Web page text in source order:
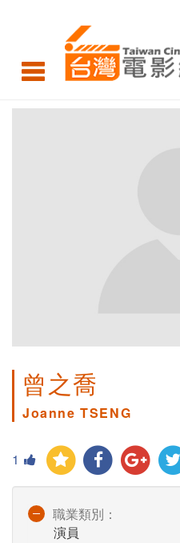
曾之喬
Joanne TSENG
1
職業類別：
演員